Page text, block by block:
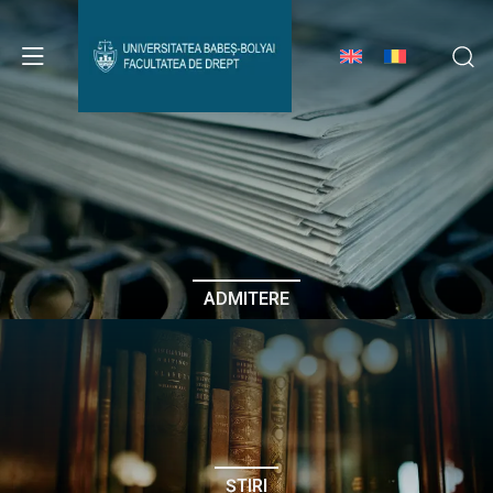
Avizier Studenți
Studii
Admitere
Erasmus & Internațional
Despre Facultate
ADMITERE
ȘTIRI